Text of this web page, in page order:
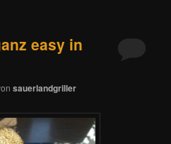
easy in
sauerlandgriller